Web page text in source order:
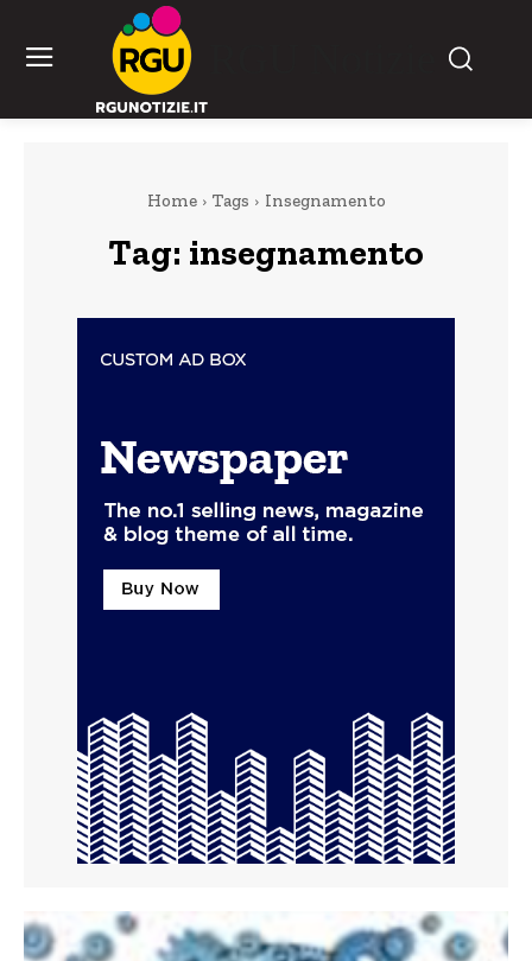
Home Tags Insegnamento
Tag: insegnamento